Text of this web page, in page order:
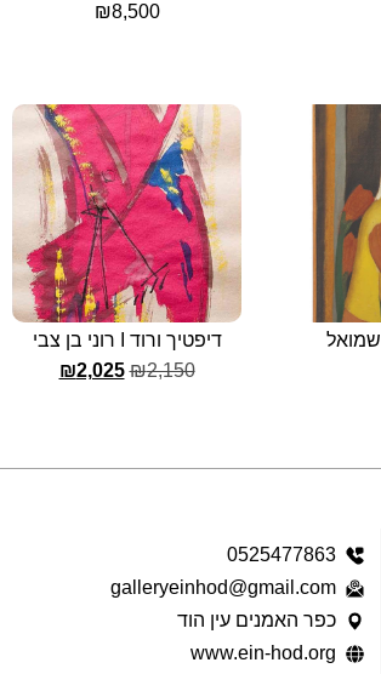
₪8,500
פרינט- הנערה I שמואל
דיפטיך ורוד I רוני בן צבי
₪2,150
₪2,025
0525477863
galleryeinhod@gmail.com
כפר האמנים עין הוד
www.ein-hod.org